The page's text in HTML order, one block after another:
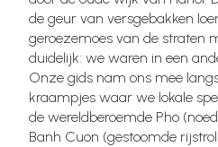
de geur van versgebakken
geroezemoes van de straten
duidelijk: we waren in een
Onze gids nam ons mee
kraampjes waar we lokale
de wereldberoemde Pho
Banh Cuon (gestoomde